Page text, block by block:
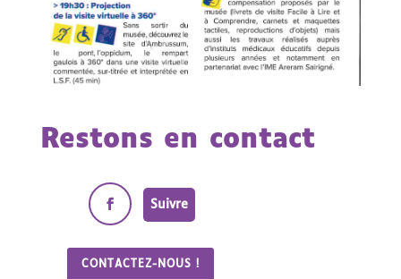
Restons en contact
Suivre
CONTACTEZ-NOUS !